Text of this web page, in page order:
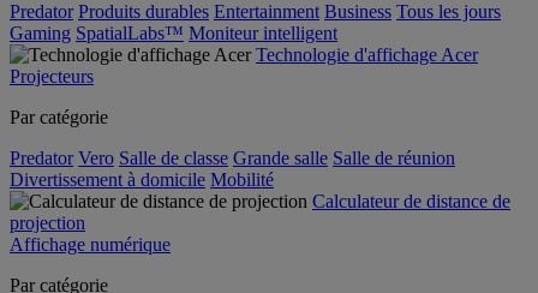
Predator Produits durables Entertainment Business Tous les jours
Gaming SpatialLabs™ Moniteur intelligent
Technologie d'affichage Acer
Projecteurs
Par catégorie
Predator Vero Salle de classe Grande salle Salle de réunion
Divertissement à domicile Mobilité
Calculateur de distance de
projection
Affichage numérique
Par catégorie